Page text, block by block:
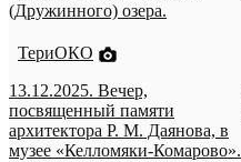
(Дружинного) озера.
ТериОКО
13.12.2025. Вечер,
посвященный памяти
архитектора Р. М. Даянова, в
музее «Келломяки-Комарово».